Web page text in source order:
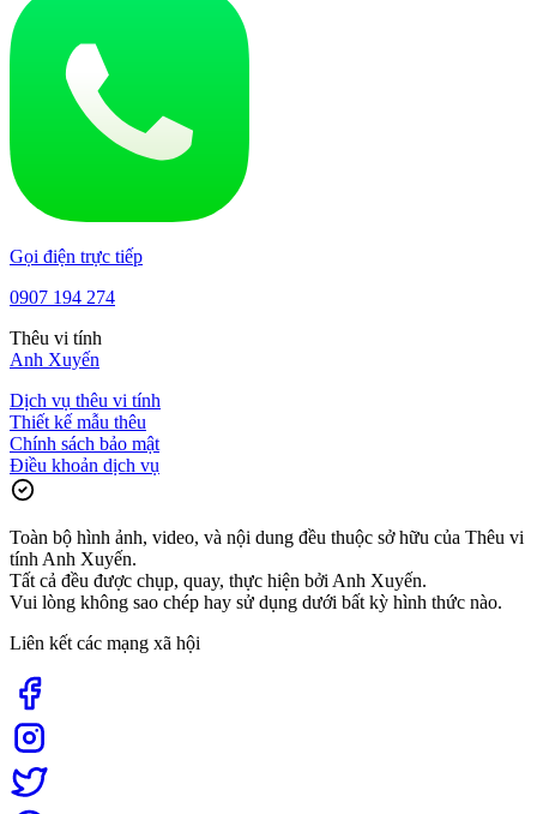
Gọi điện trực tiếp
0907 194 274
Thêu vi tính
Anh Xuyến
Dịch vụ thêu vi tính
Thiết kế mẫu thêu
Chính sách bảo mật
Điều khoản dịch vụ
Toàn bộ hình ảnh, video, và nội dung đều thuộc sở hữu của Thêu vi
tính Anh Xuyến.
Tất cả đều được chụp, quay, thực hiện bởi Anh Xuyến.
Vui lòng không sao chép hay sử dụng dưới bất kỳ hình thức nào.
Liên kết các mạng xã hội